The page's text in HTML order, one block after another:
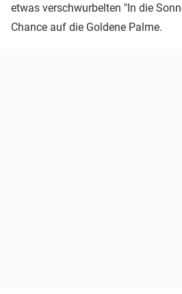
etwas verschwurbelten "In die
Chance auf die Goldene Palme.